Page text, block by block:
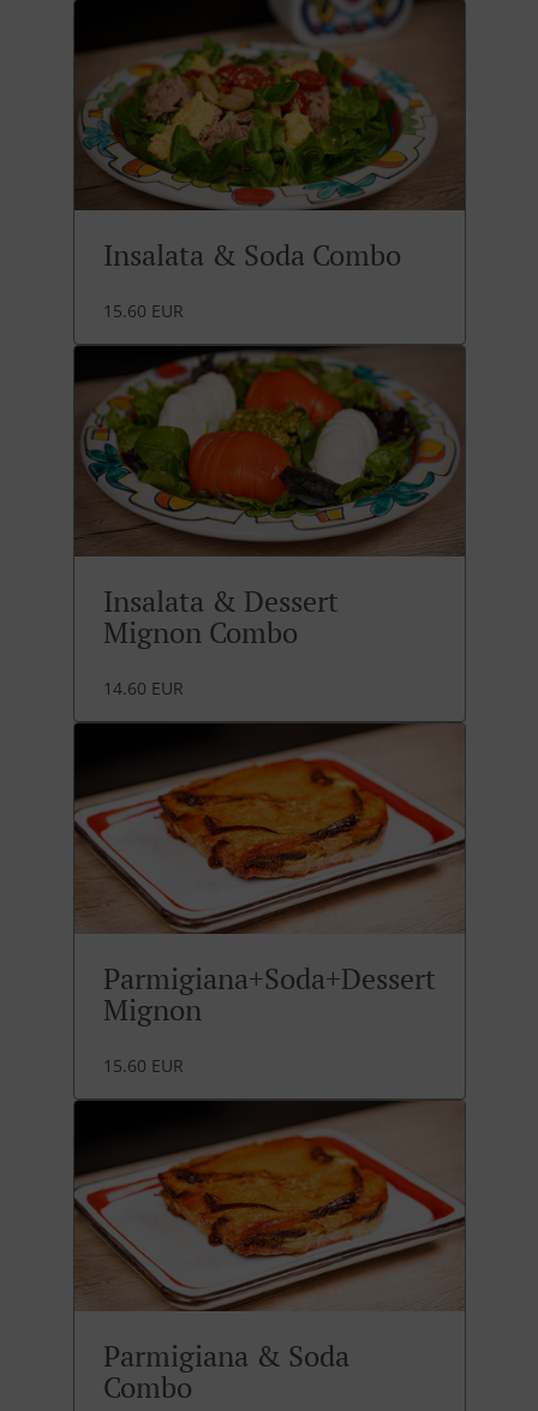
Insalata & Soda Combo
15.60 EUR
Insalata & Dessert
Mignon Combo
14.60 EUR
Parmigiana+Soda+Dessert
Mignon
15.60 EUR
Parmigiana & Soda
Combo